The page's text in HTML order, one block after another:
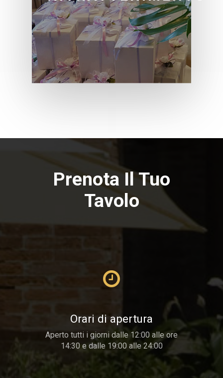
Prenota Il Tuo
Tavolo
Orari di apertura
Aperto tutti i giorni dalle 12:00 alle ore
14:30 e dalle 19:00 alle 24:00